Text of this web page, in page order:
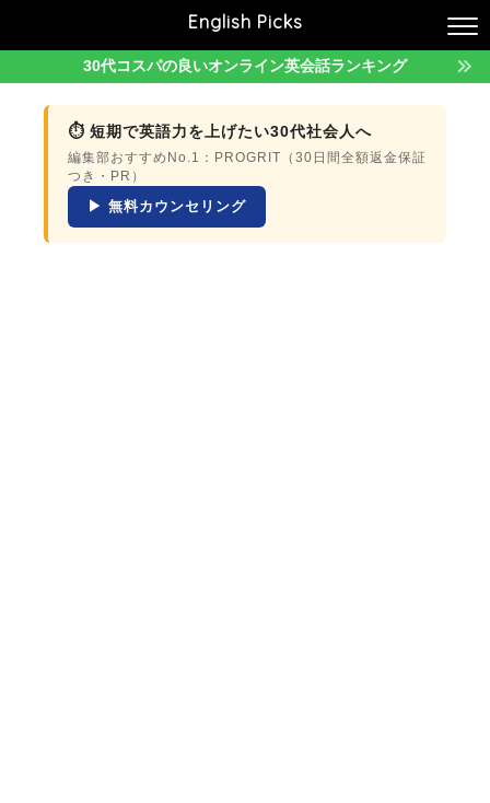
English Picks
30代コスパの良いオンライン英会話ランキング
⏱ 短期で英語力を上げたい30代社会人へ
編集部おすすめNo.1：PROGRIT（30日間全額返金保証
つき・PR）
▶ 無料カウンセリング